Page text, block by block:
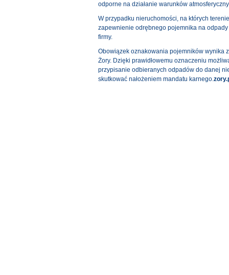
odporne na działanie warunków
W przypadku nieruchomości, na których
zapewnienie odrębnego pojemnika na
firmy.
Obowiązek oznakowania pojemników wynika
Żory. Dzięki prawidłowemu oznaczeniu
przypisanie odbieranych odpadów do danej
skutkować nałożeniem mandatu karnego.